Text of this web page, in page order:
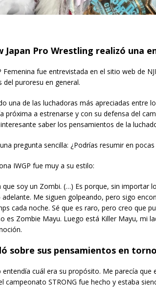
Japan Pro Wrestling realizó una
Femenina fue entrevistada en el sitio web de
del puroresu en general.
una de las luchadoras más apreciadas entre
próxima a estrenarse y con su defensa del
saber los pensamientos de la
pregunta sencilla: ¿Podrías resumir en
IWGP fue muy a su estilo:
que soy un Zombi. (…) Es porque, sin importar
Me siguen golpeando, pero sigo
cada noche. Sé que es raro, pero creo que
es Zombie Mayu. Luego está Killer Mayu, mi
sobre sus pensamientos en
cuál era su propósito. Me parecía
campeonato STRONG fue hecho y estaba